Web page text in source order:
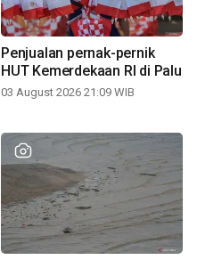
Penjualan pernak-pernik
HUT Kemerdekaan RI di Palu
03 August 2026 21:09 WIB